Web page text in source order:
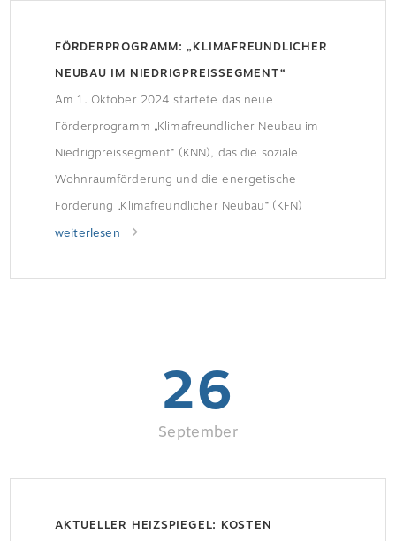
FÖRDERPROGRAMM: „KLIMAFREUNDLICHER
NEUBAU IM NIEDRIGPREISSEGMENT“
Am 1. Oktober 2024 startete das neue
Förderprogramm „Klimafreundlicher Neubau im
Niedrigpreissegment“ (KNN), das die soziale
Wohnraumförderung und die energetische
Förderung „Klimafreundlicher Neubau“ (KFN)
zielgerichtet ergänzt.
weiterlesen
26
September
AKTUELLER HEIZSPIEGEL: KOSTEN